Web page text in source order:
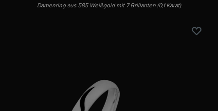
Damenring aus 585 Weißgold mit 7 Brillanten (0,1 Karat)